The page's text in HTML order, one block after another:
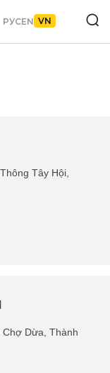
РУСEN VN
Tây Hội,
Dừa, Thành